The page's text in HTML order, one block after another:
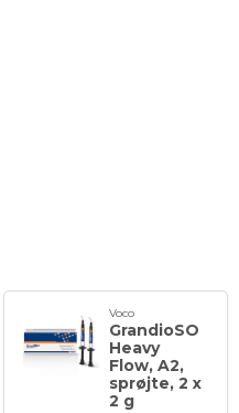
Voco
GrandioSO
Heavy
Flow, A2,
sprøjte, 2 x
2 g